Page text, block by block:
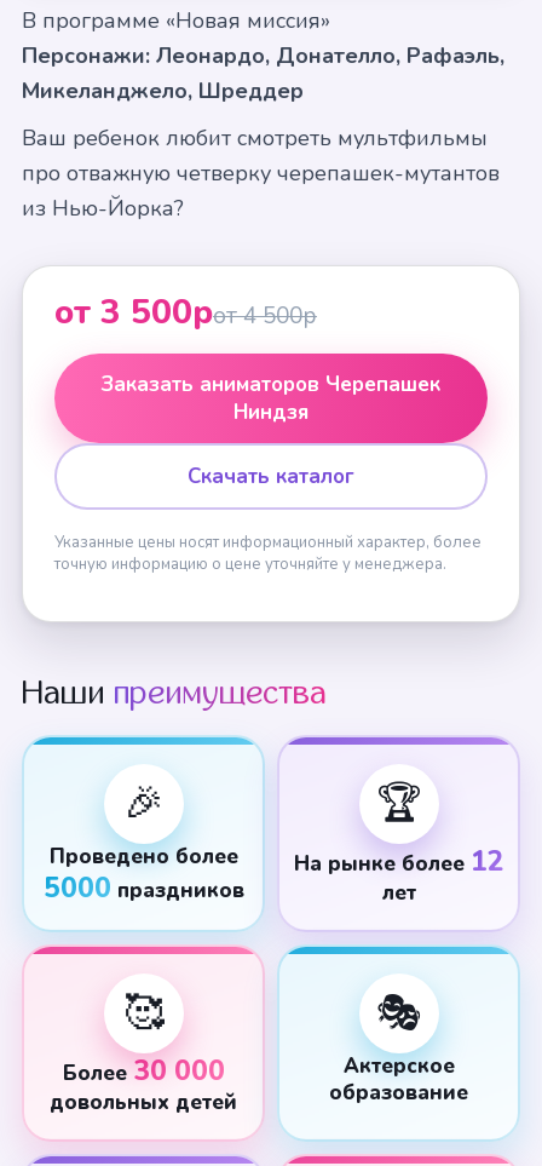
В программе «Новая миссия»
Персонажи: Леонардо, Донателло, Рафаэль,
Микеланджело, Шреддер
Ваш ребенок любит смотреть мультфильмы
про отважную четверку черепашек-мутантов
из Нью-Йорка?
от 3 500рот 4 500р
Заказать аниматоров Черепашек
Ниндзя
Скачать каталог
Указанные цены носят информационный характер, более
точную информацию о цене уточняйте у менеджера.
Наши преимущества
🎉
Проведено более
5000 праздников
🏆
На рынке более 12
лет
🥰
Более30 000
довольных детей
🎭
Актерское
образование